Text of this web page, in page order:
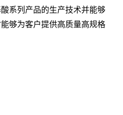
系列产品的生产技术并能够
够为客户提供高质量高规格